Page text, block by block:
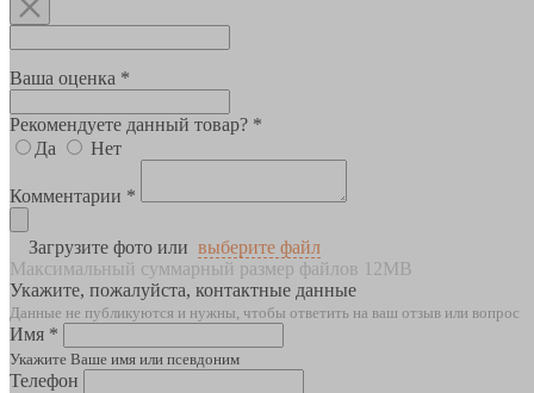
Ваша оценка *
Рекомендуете данный товар? *
Да
Нет
Комментарии *
Загрузите фото или выберите файл
Максимальный суммарный размер файлов 12MB
Укажите, пожалуйста, контактные данные
Данные не публикуются и нужны, чтобы ответить на ваш отзыв или вопрос
Имя *
Укажите Ваше имя или псевдоним
Телефон